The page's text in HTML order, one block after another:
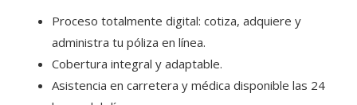
Proceso totalmente digital: cotiza, adquiere y
administra tu póliza en línea.
Cobertura integral y adaptable.
Asistencia en carretera y médica disponible las 24